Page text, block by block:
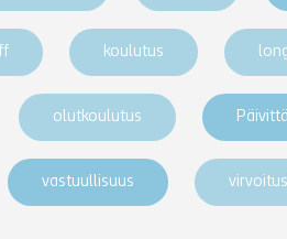
koulutus
olutkoulutus
vastuullisuus